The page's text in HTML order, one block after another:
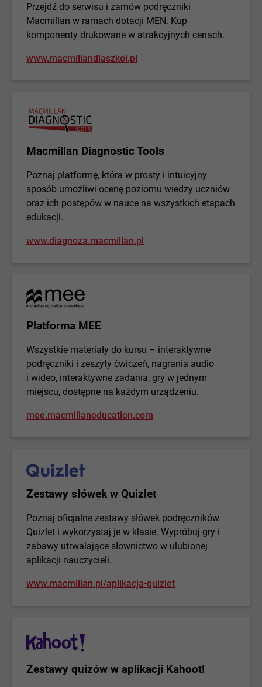
Przejdź do serwisu i zamów podręczniki
Macmillan w ramach dotacji MEN. Kup
komponenty drukowane w atrakcyjnych cenach.
www.macmillandlaszkol.pl
Macmillan Diagnostic Tools
Poznaj platformę, która w prosty i intuicyjny
sposób umożliwi ocenę poziomu wiedzy uczniów
oraz ich postępów w nauce na wszystkich etapach
edukacji.
www.diagnoza.macmillan.pl
Platforma MEE
Wszystkie materiały do kursu – interaktywne
podręczniki i zeszyty ćwiczeń, nagrania audio
i wideo, interaktywne zadania, gry w jednym
miejscu, dostępne na każdym urządzeniu.
mee.macmillaneducation.com
Zestawy słówek w Quizlet
Poznaj oficjalne zestawy słówek podręczników
Quizlet i wykorzystaj je w klasie. Wypróbuj gry i
zabawy utrwalające słownictwo w ulubionej
aplikacji nauczycieli.
www.macmillan.pl/aplikacja-quizlet
Zestawy quizów w aplikacji Kahoot!